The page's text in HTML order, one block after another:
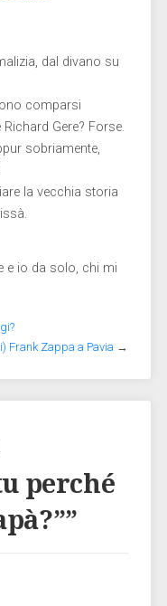
dal divano su
comparsi
Richard Gere? Forse.
sobriamente,
la vecchia storia
e io da solo, chi mi
Frank Zappa a Pavia →
perché
”